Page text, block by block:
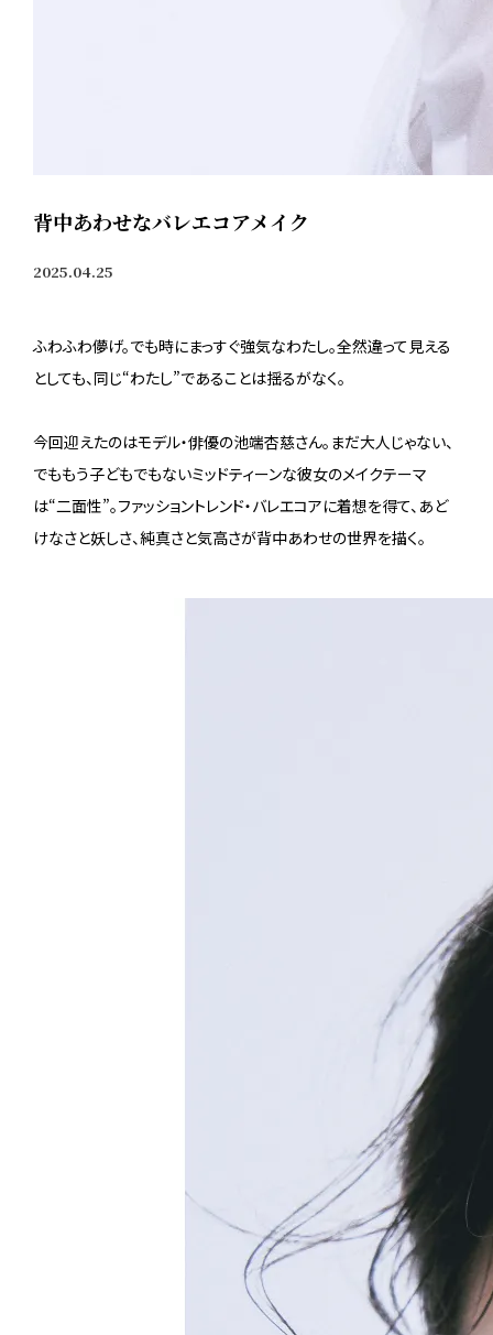
背中あわせなバレエコアメイク
2025.04.25
ふわふわ儚げ。でも時にまっすぐ強気なわたし。全然違って見える
としても、同じ“わたし”であることは揺るがなく。
今回迎えたのはモデル・俳優の池端杏慈さん。まだ大人じゃない、
でももう子どもでもないミッドティーンな彼女のメイクテーマ
は“二面性”。ファッショントレンド・バレエコアに着想を得て、あど
けなさと妖しさ、純真さと気高さが背中あわせの世界を描く。